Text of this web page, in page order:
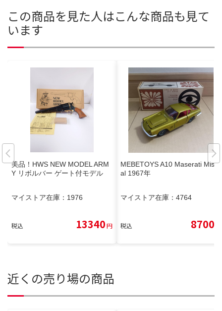
この商品を見た人はこんな商品も見て
います
美品！HWS NEW MODEL ARM
Y リボルバー ゲート付モデル
マイストア在庫： 1976
税込 13340円
MEBETOYS A10 Maserati Mistr
al 1967年
マイストア在庫： 4764
税込 8700
近くの売り場の商品